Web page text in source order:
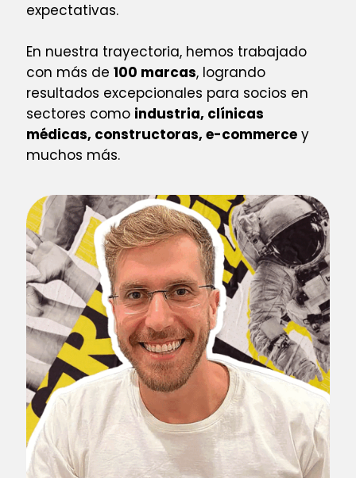
expectativas.
En nuestra trayectoria, hemos trabajado
con más de 100 marcas, logrando
resultados excepcionales para socios en
sectores como industria, clínicas
médicas, constructoras, e-commerce y
muchos más.